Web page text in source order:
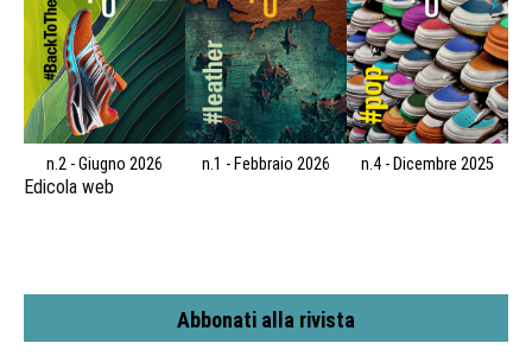
n.2 - Giugno 2026 n.1 - Febbraio 2026 n.4 - Dicembre 2025
Edicola web
Abbonati alla rivista